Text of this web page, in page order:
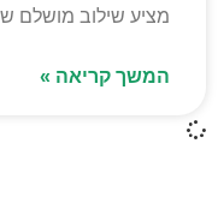
מציע שילוב מושלם
המשך קריאה »